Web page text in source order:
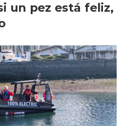
un pez está feliz,